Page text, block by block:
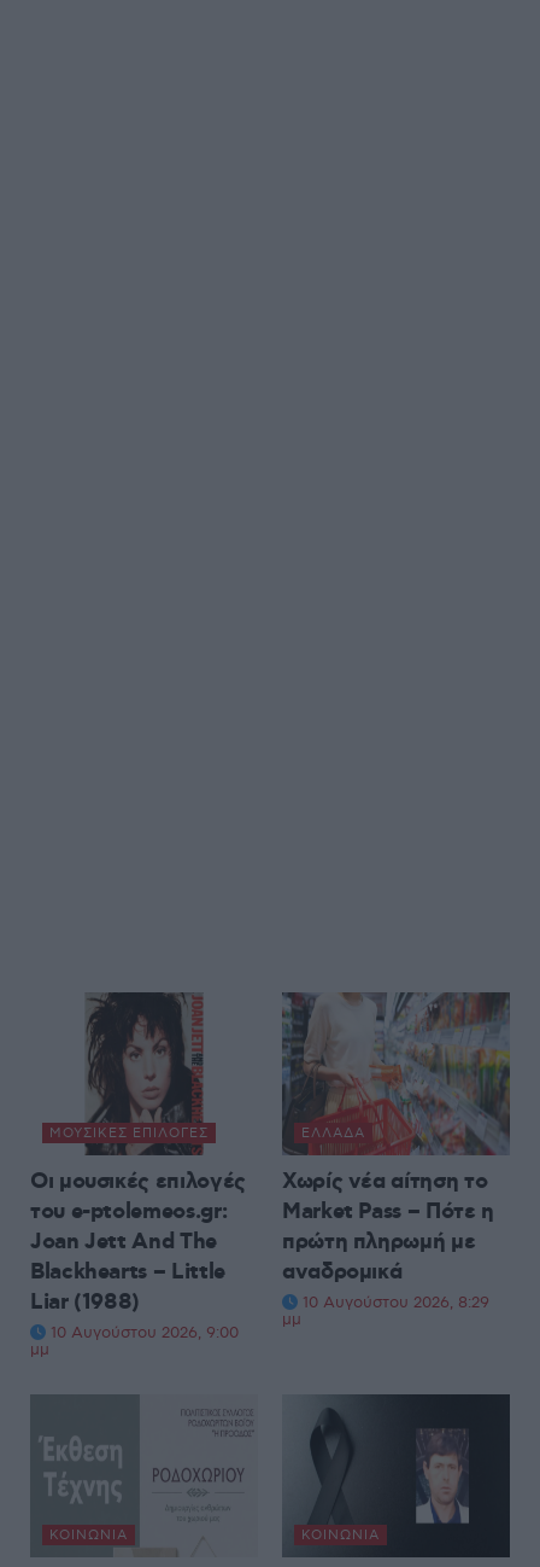
ΜΟΥΣΙΚΈΣ ΕΠΙΛΟΓΈΣ
Οι μουσικές επιλογές
του e-ptolemeos.gr:
Joan Jett And The
Blackhearts – Little
Liar (1988)
10 Αυγούστου 2026, 9:00
μμ
ΕΛΛΆΔΑ
Χωρίς νέα αίτηση το
Market Pass – Πότε η
πρώτη πληρωμή με
αναδρομικά
10 Αυγούστου 2026, 8:29
μμ
ΚΟΙΝΩΝΊΑ ΚΟΙΝΩΝΊΑ